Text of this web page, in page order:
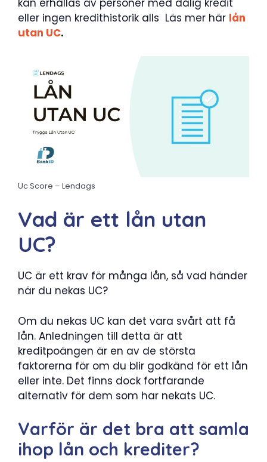
kan erhållas av personer med dålig kredit
eller ingen kredithistorik alls Läs mer här lån
utan UC.
Uc Score – Lendags
Vad är ett lån utan
UC?
UC är ett krav för många lån, så vad händer
när du nekas UC?
Om du nekas UC kan det vara svårt att få
lån. Anledningen till detta är att
kreditpoängen är en av de största
faktorerna för om du blir godkänd för ett lån
eller inte. Det finns dock fortfarande
alternativ för dem som har nekats UC.
Varför är det bra att samla
ihop lån och krediter?